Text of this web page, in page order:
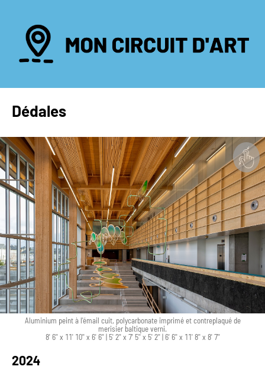
Dédales
Aluminium peint à l'émail cuit, polycarbonate imprimé et contreplaqué de
merisier baltique verni.
8' 6'' x 11' 10'' x 6' 6'' | 5' 2'' x 7' 5'' x 5' 2'' | 6' 6'' x 11' 8'' x 8' 7''
2024